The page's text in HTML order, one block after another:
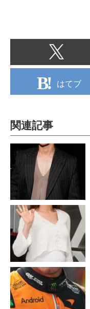
はてブ
関連記事